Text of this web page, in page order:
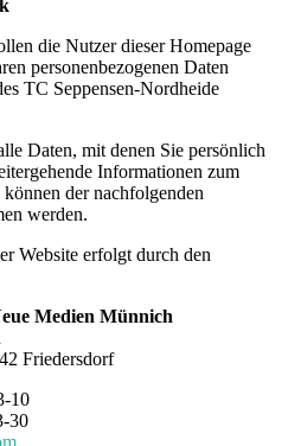
die Nutzer dieser Homepage
personenbezogenen Daten
TC Seppensen-Nordheide
Daten, mit denen Sie persönlich
Informationen zum
der nachfolgenden
werden.
Website erfolgt durch den
Medien Münnich
Friedersdorf
10
30